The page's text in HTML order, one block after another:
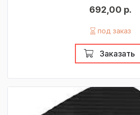
692,00 р.
под заказ
Заказать